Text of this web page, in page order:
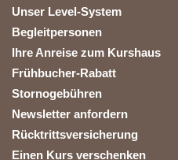
Unser Level-System
Begleitpersonen
Ihre Anreise zum Kurshaus
Frühbucher-Rabatt
Stornogebühren
Newsletter anfordern
Rücktrittsversicherung
Einen Kurs verschenken